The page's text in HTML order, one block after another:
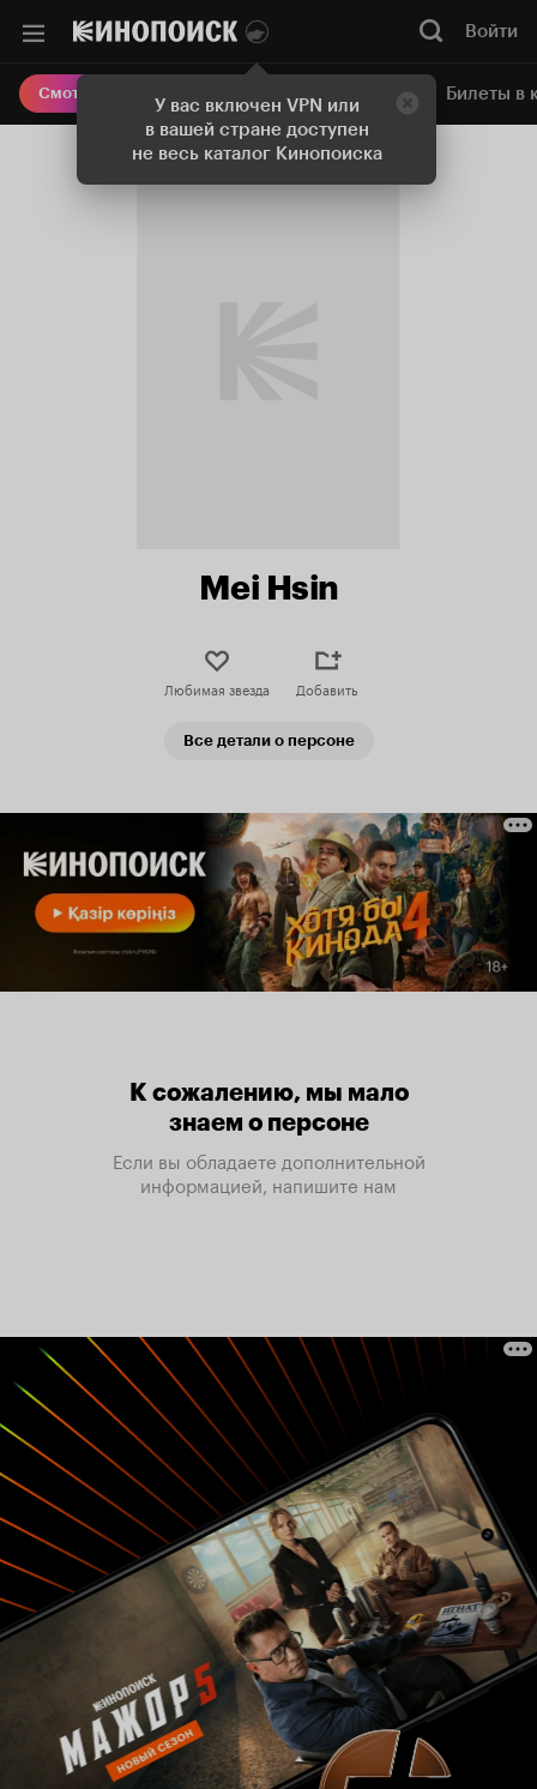
У вас включен VPN или
в вашей стране доступен
не весь каталог Кинопоиска
Войти
Смотреть кино Онлайн-кинотеатр Билеты в
Mei Hsin
Любимая звезда Добавить
Все детали о персоне
К сожалению, мы мало
знаем о персоне
Если вы обладаете дополнительной
информацией, напишите нам